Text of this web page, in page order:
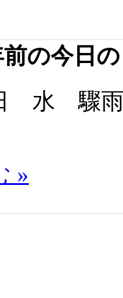
前の今日
水 驟雨
»